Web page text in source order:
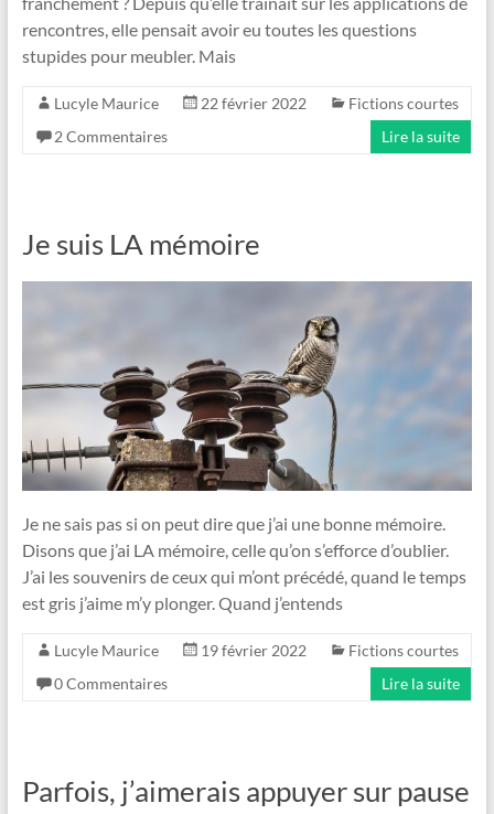
rencontres, elle pensait avoir eu toutes les questions
stupides pour meubler. Mais
Lucyle Maurice 22 février 2022
Fictions courtes
2 Commentaires
Lire la suite
Je suis LA mémoire
Je ne sais pas si on peut dire que j’ai une bonne mémoire.
Disons que j’ai LA mémoire, celle qu’on s’efforce d’oublier.
J’ai les souvenirs de ceux qui m’ont précédé, quand le temps
est gris j’aime m’y plonger. Quand j’entends
Lucyle Maurice 19 février 2022
Fictions courtes
0 Commentaires
Lire la suite
Parfois, j’aimerais appuyer sur pause